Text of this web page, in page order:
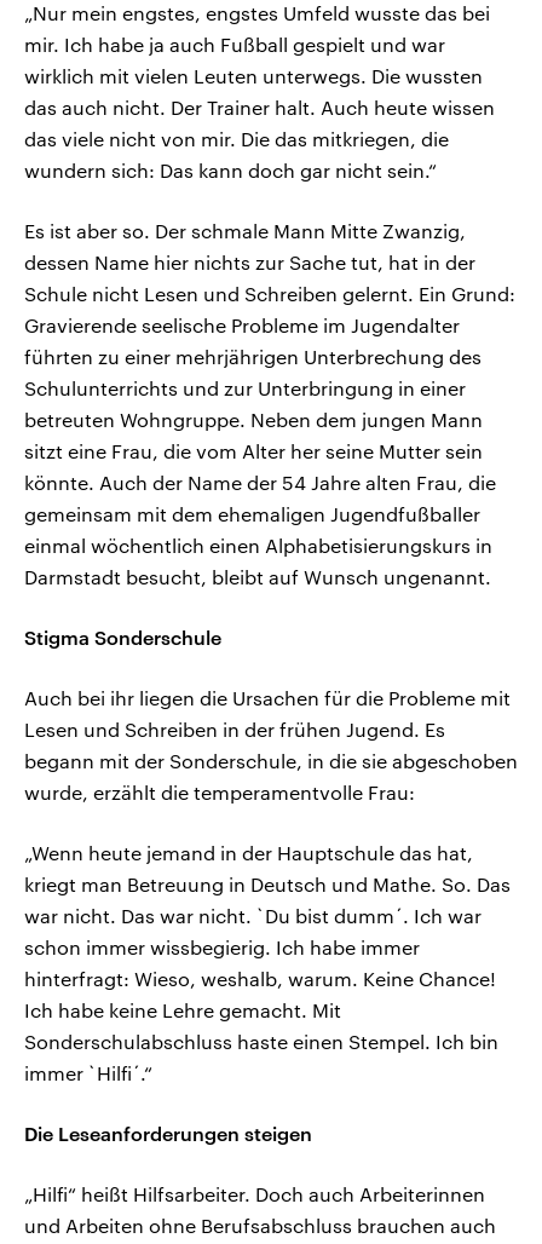
„Nur mein engstes, engstes Umfeld wusste das bei
mir. Ich habe ja auch Fußball gespielt und war
wirklich mit vielen Leuten unterwegs. Die wussten
das auch nicht. Der Trainer halt. Auch heute wissen
das viele nicht von mir. Die das mitkriegen, die
wundern sich: Das kann doch gar nicht sein.“
Es ist aber so. Der schmale Mann Mitte Zwanzig,
dessen Name hier nichts zur Sache tut, hat in der
Schule nicht Lesen und Schreiben gelernt. Ein Grund:
Gravierende seelische Probleme im Jugendalter
führten zu einer mehrjährigen Unterbrechung des
Schulunterrichts und zur Unterbringung in einer
betreuten Wohngruppe. Neben dem jungen Mann
sitzt eine Frau, die vom Alter her seine Mutter sein
könnte. Auch der Name der 54 Jahre alten Frau, die
gemeinsam mit dem ehemaligen Jugendfußballer
einmal wöchentlich einen Alphabetisierungskurs in
Darmstadt besucht, bleibt auf Wunsch ungenannt.
Stigma Sonderschule
Auch bei ihr liegen die Ursachen für die Probleme mit
Lesen und Schreiben in der frühen Jugend. Es
begann mit der Sonderschule, in die sie abgeschoben
wurde, erzählt die temperamentvolle Frau:
„Wenn heute jemand in der Hauptschule das hat,
kriegt man Betreuung in Deutsch und Mathe. So. Das
war nicht. Das war nicht. `Du bist dumm´. Ich war
schon immer wissbegierig. Ich habe immer
hinterfragt: Wieso, weshalb, warum. Keine Chance!
Ich habe keine Lehre gemacht. Mit
Sonderschulabschluss haste einen Stempel. Ich bin
immer `Hilfi´.“
Die Leseanforderungen steigen
„Hilfi“ heißt Hilfsarbeiter. Doch auch Arbeiterinnen
und Arbeiten ohne Berufsabschluss brauchen auch